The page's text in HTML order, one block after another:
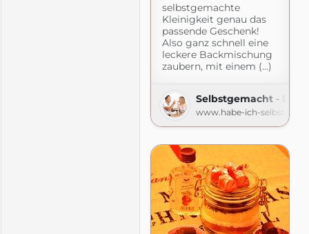
selbstgemachte
Kleinigkeit genau das
passende Geschenk!
Also ganz schnell eine
leckere Backmischung
zaubern, mit einem (...)
Selbstgemacht - Der
www.habe-ich-